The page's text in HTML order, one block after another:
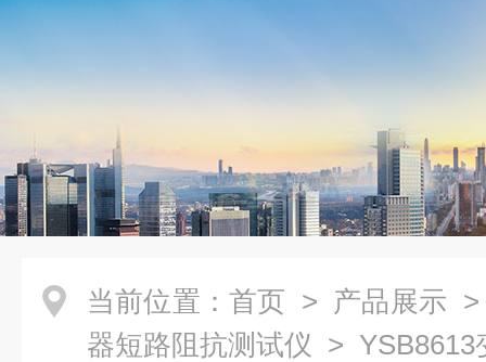
当前位置： 首页 > 产品展示
器短路阻抗测试仪 > YSB8613